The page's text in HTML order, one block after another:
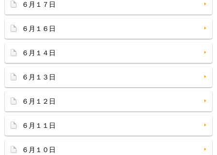
６月１７日
６月１６日
６月１４日
６月１３日
６月１２日
６月１１日
６月１０日